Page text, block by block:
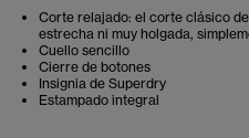
Corte relajado: el corte clásico
estrecha ni muy holgada,
Cuello sencillo
Cierre de botones
Insignia de Superdry
Estampado integral